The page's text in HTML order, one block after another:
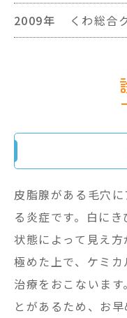
2009年 くわ総合
皮脂腺がある毛穴
る炎症です。白にき
状態によって見え
極めた上で、ケミ
治療をおこないま
とがあるため、お